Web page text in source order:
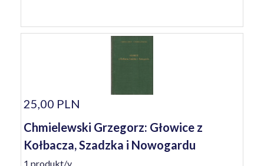
25,00 PLN
Chmielewski Grzegorz: Głowice z
Kołbacza, Szadzka i Nowogardu
1 produkt/y